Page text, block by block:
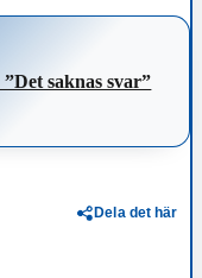
saknas svar”
Dela det här